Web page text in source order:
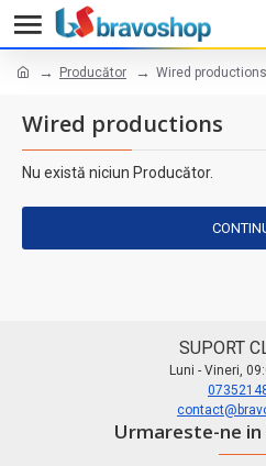
Producător Wired productions
Wired productions
Nu există niciun Producător.
SUPORT
Luni - Vineri,
Urmareste-ne in